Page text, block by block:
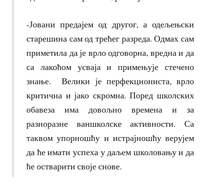
-Јовани предајем од другог, а одељењски
старешина сам од трећег разреда. Одмах сам
приметила да је врло одговорна, вредна и да
са лакоћом усваја и примењује стечено
знање. Велики је перфекциониста, врло
критична и јако скромна. Поред школских
обавеза има довољно времена и за
разноразне ваншколске активности. Са
таквом упорношћу и истрајношћу верујем
да ће имати успеха у даљем школовању и да
ће остварити своје снове.